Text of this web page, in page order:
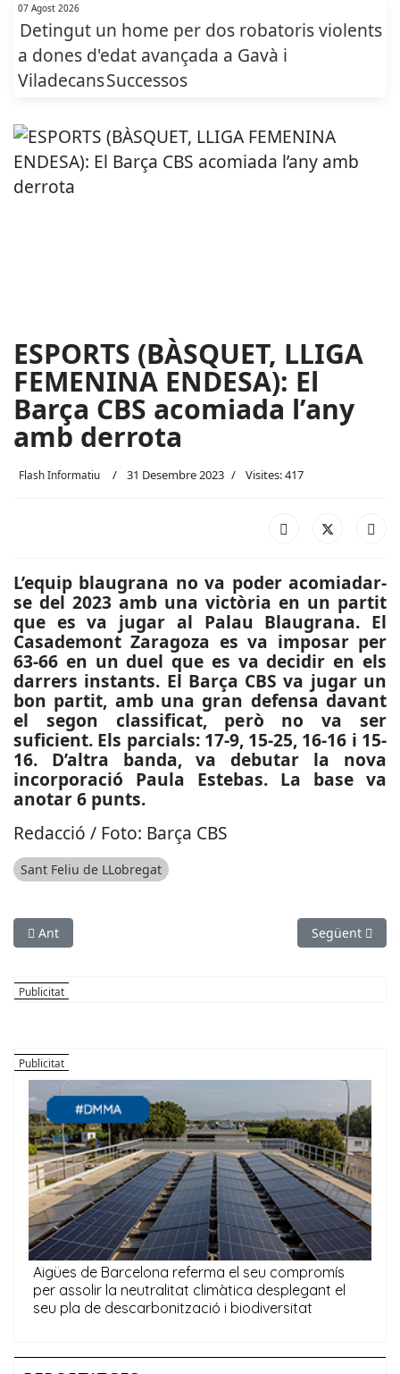
07 Agost 2026
Detingut un home per dos robatoris violents
a dones d'edat avançada a Gavà i
ViladecansSuccessos
ESPORTS (BÀSQUET, LLIGA
FEMENINA ENDESA): El
Barça CBS acomiada l’any
amb derrota
Flash Informatiu 31 Desembre 2023 Visites: 417
L’equip blaugrana no va poder acomiadar-
se del 2023 amb una victòria en un partit
que es va jugar al Palau Blaugrana. El
Casademont Zaragoza es va imposar per
63-66 en un duel que es va decidir en els
darrers instants. El Barça CBS va jugar un
bon partit, amb una gran defensa davant
el segon classificat, però no va ser
suficient. Els parcials: 17-9, 15-25, 16-16 i 15-
16. D’altra banda, va debutar la nova
incorporació Paula Estebas. La base va
anotar 6 punts.
Redacció / Foto: Barça CBS
Sant Feliu de LLobregat
Article anterior: ESPORTS (BÀSQUET, LEB PLATA): Arrenca
Ant Article
Següent